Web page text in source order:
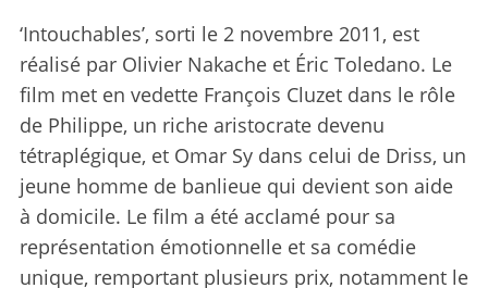
‘Intouchables’, sorti le 2 novembre 2011, est
réalisé par Olivier Nakache et Éric Toledano. Le
film met en vedette François Cluzet dans le rôle
de Philippe, un riche aristocrate devenu
tétraplégique, et Omar Sy dans celui de Driss, un
jeune homme de banlieue qui devient son aide
à domicile. Le film a été acclamé pour sa
représentation émotionnelle et sa comédie
unique, remportant plusieurs prix, notamment le